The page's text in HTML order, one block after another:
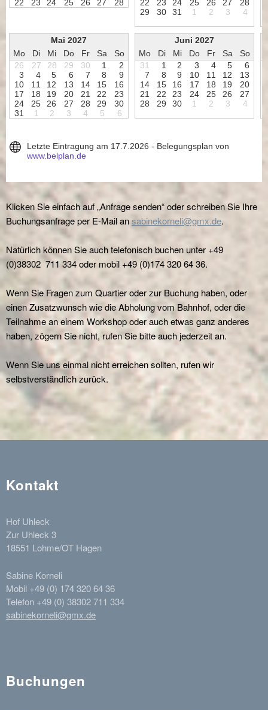
Klicken Sie einfach auf „Anfrage senden“ oder schreiben Sie Ihre
Buchungsanfrage per E-Mail ansabinekorneli@gmx.de.
Natürlich können Sie auch telefonisch buchen unter +49
(0)38302 711 334 oder mobil +49 (0)174 320 64 36.
Wenn Sie Fragen zum Quartier oder zur Buchung haben, oder
einen Zusatzwunsch wie die Abholung vom Bahnhof, oder die
Teilnahme an einem Workshop oder auch etwas ganz anderes
haben, zögern Sie nicht, rufen Sie bitte auch jederzeit an.
Wenn Sie uns einmal nicht erreichen sollten, rufen wir
selbstverständlich zurück.
Kontakt
Hof Uhleck
Zur Uhleck 3
18551 Lohme/OT Hagen
Sabine Korneli
Mobil +49 (0) 174 320 64 36
Telefon +49 (0) 38302 711 334
sabinekorneli@gmx.de
Buchungen